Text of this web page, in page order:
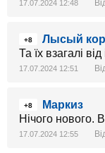
17.07.2024 12:48
+8
Лысый
Та їх взагалі
17.07.2024 12:51
+8
Маркиз
Нічого нового.
17.07.2024 12:55